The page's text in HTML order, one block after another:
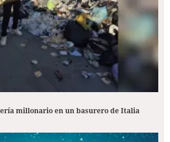
millonario en un basurero de Italia